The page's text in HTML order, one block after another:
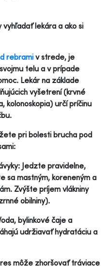
lekára a ako si
rebramiv strede, je
telu a v prípade
Lekár na základe
vyšetrení (krvné
kolonoskopia) určí príčinu
pri bolesti brucha pod
Jedzte pravidelne,
sa mastným, koreneným a
Zvýšte príjem vlákniny
obilniny).
bylinkové čaje a
udržiavať hydratáciu a
môže zhoršovať tráviace